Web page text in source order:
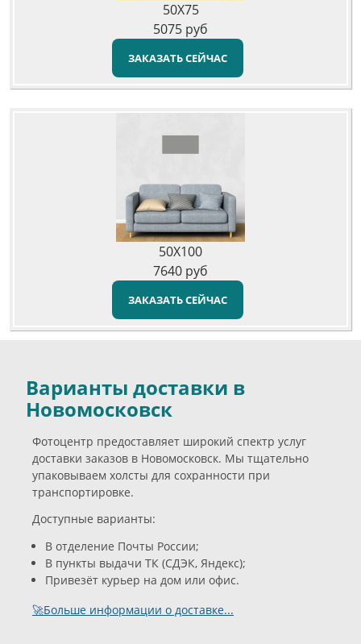
50X75
5075 руб
ЗАКАЗАТЬ СЕЙЧАС
50X100
7640 руб
ЗАКАЗАТЬ СЕЙЧАС
Варианты доставки в
Новомосковск
Фотоцентр предоставляет широкий спектр услуг
доставки заказов в Новомосковск. Мы тщательно
упаковываем холсты для сохранности при
транспортировке.
Доступные варианты:
В отделение Почты России;
В пункты выдачи ТК (СДЭК, Яндекс);
Привезёт курьер на дом или офис.
🚀Больше информации о доставке...